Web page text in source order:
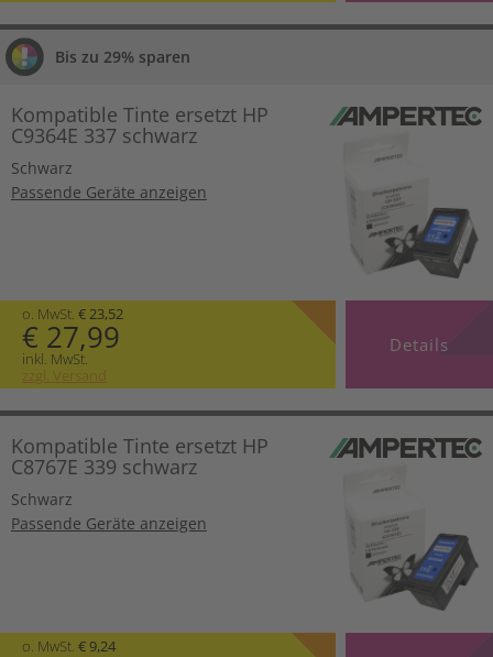
Bis zu 29% sparen
Kompatible Tinte ersetzt HP
C9364E 337 schwarz
Schwarz
Passende Geräte anzeigen
o. MwSt. € 23,52
€ 27,99
inkl. MwSt.
zzgl. Versand
Details
Kompatible Tinte ersetzt HP
C8767E 339 schwarz
Schwarz
Passende Geräte anzeigen
o. MwSt. € 9,24